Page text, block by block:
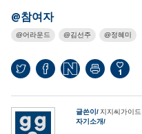
@참여자
어라운드 김선주 정혜미
1
글쓴이
지지씨가이드
자기소개